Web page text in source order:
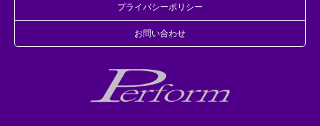
プライバシーポリシー
お問い合わせ